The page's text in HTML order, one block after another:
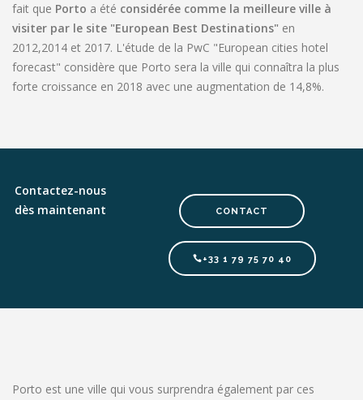
fait que Porto a été considérée comme la meilleure ville à
visiter par le site "European Best Destinations" en
2012,2014 et 2017. L'étude de la PwC "European cities hotel
forecast" considère que Porto sera la ville qui connaîtra la plus
forte croissance en 2018 avec une augmentation de 14,8%.
Contactez-nous
dès maintenant
CONTACT
+33 1 79 75 70 40
Porto est une ville qui vous surprendra également par ces